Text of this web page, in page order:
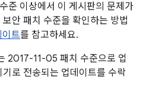
준 이상에서 이 게시판의 문제가
안 패치 수준을 확인하는 방법
트를 참고하세요.
2017-11-05 패치 수준으로 업
로 전송되는 업데이트를 수락